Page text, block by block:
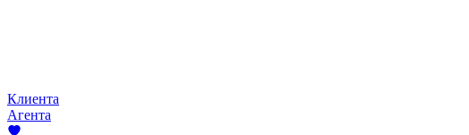
Клиента
Агента